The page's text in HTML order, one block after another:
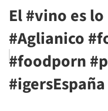
El #vino es
#Aglianico
#foodporn